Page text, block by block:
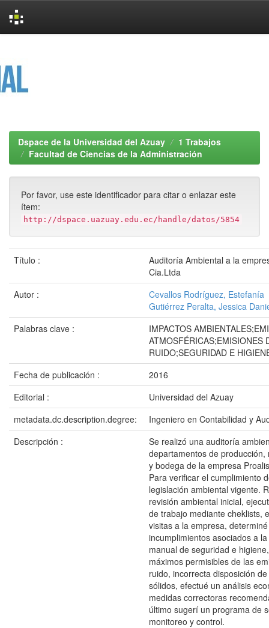
Dspace de la Universidad del Azuay
1 Trabajos
Facultad de Ciencias de la Administración
Por favor, use este identificador para citar o enlazar este
ítem:
http://dspace.uazuay.edu.ec/handle/datos/5854
Título :
Auditoría Ambiental a la
Cia.Ltda
Autor :
Cevallos Rodríguez, Estefanía
Gutiérrez Peralta, Jessica
Palabras clave :
IMPACTOS
ATMOSFÉRICAS;EMISIONES
RUIDO;SEGURIDAD E
Fecha de publicación :
2016
Editorial :
Universidad del Azuay
metadata.dc.description.degree:
Ingeniero en Contabilidad y
Descripción :
Se realizó una auditoría
departamentos de producción,
y bodega de la empresa
Para verificar el cumplimiento
legislación ambiental vigente.
revisión ambiental inicial,
de trabajo mediante cheklists,
visitas a la empresa, determiné
incumplimientos asociados a
manual de seguridad e
máximos permisibles de las
ruido, incorrecta disposición
sólidos, efectué un análisis
medidas correctoras
último sugerí un programa de
monitoreo y control.